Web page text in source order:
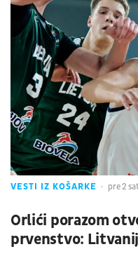
VESTI IZ KOŠARKE pre 2
Orlići porazom
prvenstvo: